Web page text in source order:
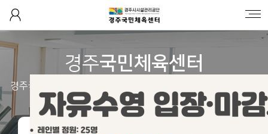
센터소개
프로그램
신규접수
경주국민체육센터
경주국민체육센터에서 다양한 스포츠를 통해 건강한 삶을 가꾸
세요.